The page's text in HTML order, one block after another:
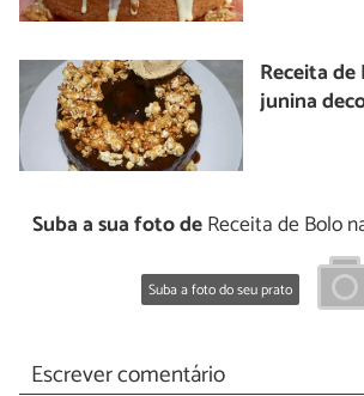
Receita
junina
Suba a sua foto deReceita de Bolo
Suba a foto do seu prato
Escrever comentário